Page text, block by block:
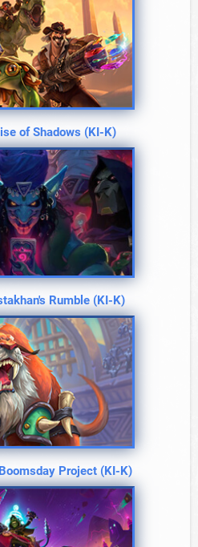
of Shadows (KI-K)
Rumble (KI-K)
Project (KI-K)